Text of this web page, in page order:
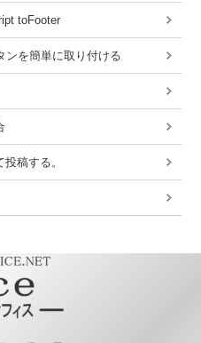
toFooter
ンを簡単に取り付ける
稿する。